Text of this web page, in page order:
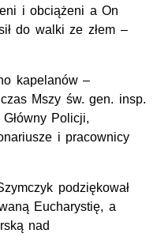
i obciążeni a On
do walki ze złem –
kapelanów –
Mszy św. gen. insp.
Policji,
i pracownicy
podziękował
Eucharystię, a
nad